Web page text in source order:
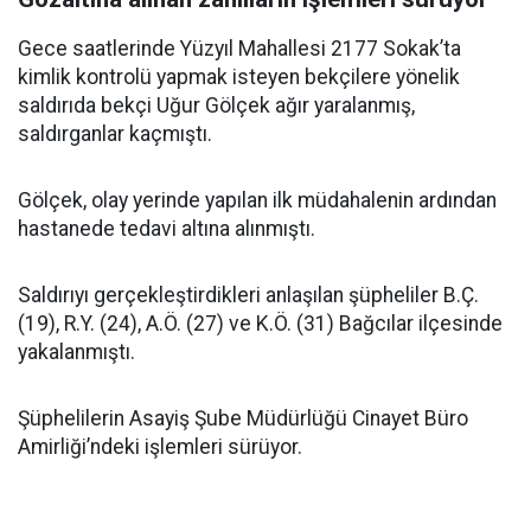
Gece saatlerinde Yüzyıl Mahallesi 2177 Sokak’ta
kimlik kontrolü yapmak isteyen bekçilere yönelik
saldırıda bekçi Uğur Gölçek ağır yaralanmış,
saldırganlar kaçmıştı.
Gölçek, olay yerinde yapılan ilk müdahalenin ardından
hastanede tedavi altına alınmıştı.
Saldırıyı gerçekleştirdikleri anlaşılan şüpheliler B.Ç.
(19), R.Y. (24), A.Ö. (27) ve K.Ö. (31) Bağcılar ilçesinde
yakalanmıştı.
Şüphelilerin Asayiş Şube Müdürlüğü Cinayet Büro
Amirliği’ndeki işlemleri sürüyor.